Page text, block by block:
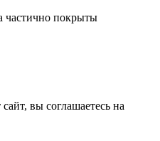
частично покрыты
вы соглашаетесь на